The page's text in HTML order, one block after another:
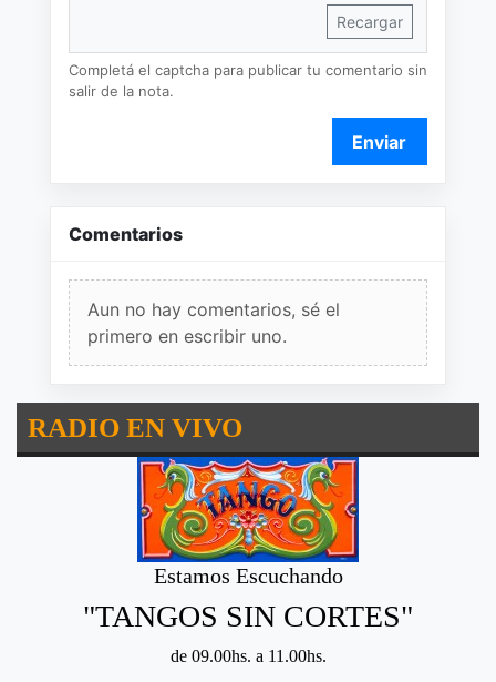
Recargar
Completá el captcha para publicar tu comentario sin
salir de la nota.
Enviar
Comentarios
Aun no hay comentarios, sé el
primero en escribir uno.
RADIO EN VIVO
Estamos Escuchando
"TANGOS SIN CORTES"
de 09.00hs. a 11.00hs.